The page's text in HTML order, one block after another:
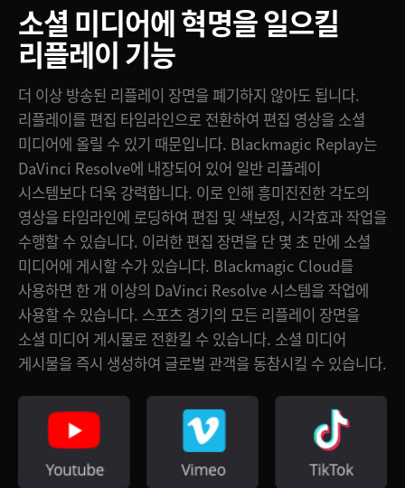
South Africa
Spain
Sweden
Chinese Taipei
Turkey
UAE
Ukraine
United Kingdom
United States
소셜 미디어에혁명을 일으킬
리플레이 기능
더 이상 방송된 리플레이 장면을 폐기하지 않아도 됩니다.
리플레이를 편집 타임라인으로 전환하여 편집 영상을 소셜
미디어에 올릴 수 있기 때문입니다. Blackmagic Replay는
DaVinci Resolve에 내장되어 있어 일반 리플레이
시스템보다 더욱 강력합니다. 이로 인해 흥미진진한 각도의
영상을 타임라인에 로딩하여 편집 및 색보정, 시각효과 작업을
수행할 수 있습니다. 이러한 편집 장면을 단 몇 초 만에 소셜
미디어에 게시할 수가 있습니다. Blackmagic Cloud를
사용하면 한 개 이상의 DaVinci Resolve 시스템을 작업에
사용할 수 있습니다. 스포츠 경기의 모든 리플레이 장면을
소셜 미디어 게시물로 전환킬 수 있습니다. 소셜 미디어
게시물을 즉시 생성하여 글로벌 관객을 동참시킬 수 있습니다.